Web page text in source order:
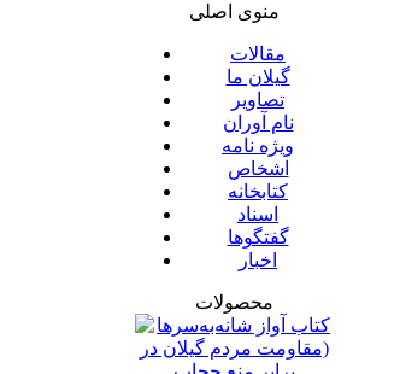
منوی اصلی
مقالات
گیلان ما
تصاویر
نام آوران
ویژه نامه
اشخاص
کتابخانه
اسناد
گفتگوها
اخبار
محصولات